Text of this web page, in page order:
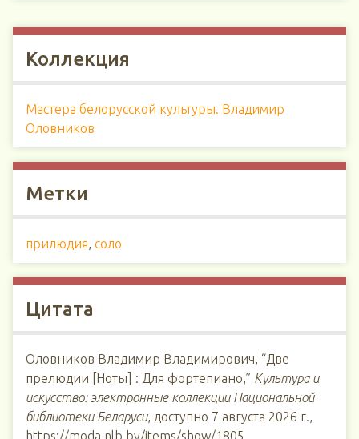
Коллекция
Мастера белорусской культуры. Владимир
Оловников
Метки
прилюдия, соло
Цитата
Оловников Владимир Владимирович, “Две
прелюдии [Ноты] : Для фортепиано,” Культура и
искусство: электронные коллекции Национальной
библиотеки Беларуси, доступно 7 августа 2026 г.,
https://moda.nlb.by/items/show/1805